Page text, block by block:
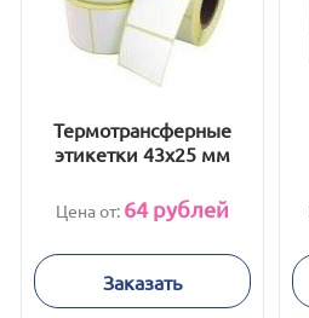
Термотрансферные
этикетки 43х25 мм
Цена от: 64рублей
Заказать